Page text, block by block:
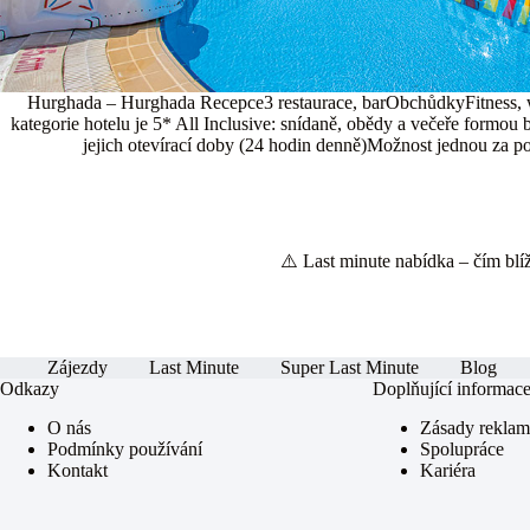
Hurghada – Hurghada Recepce3 restaurace,
kategorie hotelu je 5* All Inclusive: snídaně, obědy a večeře formou
jejich otevírací doby (24 hodin denně)Možnost jednou za
⚠️ Last minute nabídka – čím
Zájezdy Last Minute Super Last Minute
Blog
Odkazy
O nás
Podmínky používání
Kontakt
Doplňující informace
Zásady
Spolupráce
Kariéra